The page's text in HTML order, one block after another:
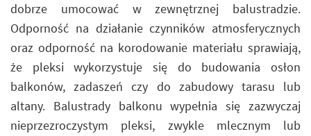
dobrze umocować w zewnętrznej balustradzie.
Odporność na działanie czynników atmosferycznych
oraz odporność na korodowanie materiału sprawiają,
że pleksi wykorzystuje się do budowania osłon
balkonów, zadaszeń czy do zabudowy tarasu lub
altany. Balustrady balkonu wypełnia się zazwyczaj
nieprzezroczystym pleksi, zwykle mlecznym lub